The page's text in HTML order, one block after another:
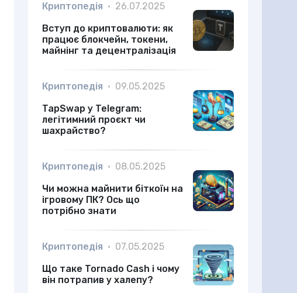
Криптопедія • 26.07.2025
Вступ до криптовалюти: як
працює блокчейн, токени,
майнінг та децентралізація
Криптопедія • 09.05.2025
TapSwap у Telegram:
легітимний проєкт чи
шахрайство?
Криптопедія • 08.05.2025
Чи можна майнити біткоїн на
ігровому ПК? Ось що
потрібно знати
Криптопедія • 07.05.2025
Що таке Tornado Cash і чому
він потрапив у халепу?